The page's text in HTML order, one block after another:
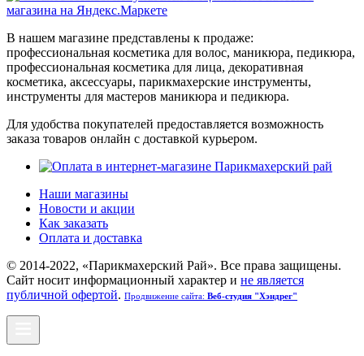
В нашем магазине представлены к продаже:
профессиональная косметика для волос, маникюра, педикюра,
профессиональная косметика для лица, декоративная
косметика, аксессуары, парикмахерские инструменты,
инструменты для мастеров маникюра и педикюра.
Для удобства покупателей предоставляется возможность
заказа товаров онлайн с доставкой курьером.
Наши магазины
Новости и акции
Как заказать
Оплата и доставка
© 2014-2022, «Парикмахерский Рай». Все права защищены.
Cайт носит информационный характер и не является
публичной офертой. Продвижение сайта: Веб-студия "Хэндрег"